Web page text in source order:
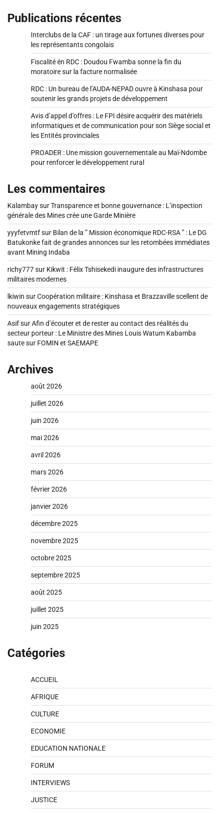
Publications récentes
Interclubs de la CAF : un tirage aux fortunes diverses pour
les représentants congolais
Fiscalité én RDC : Doudou Fwamba sonne la fin du
moratoire sur la facture normalisée
RDC : Un bureau de l’AUDA-NEPAD ouvre à Kinshasa pour
soutenir les grands projets de développement
Avis d’appel d’offres : Le FPI désire acquérir des matériels
informatiques et de communication pour son Siège social et
les Entités provinciales
PROADER : Une mission gouvernementale au Maï-Ndombe
pour renforcer le développement rural
Les commentaires
KalambaysurTransparence et bonne gouvernance : L’inspection
générale des Mines crée une Garde Minière
yyyfetvmtfsur Bilan de la ” Mission économique RDC-RSA ” : Le DG
Batukonke fait de grandes annonces sur les retombées immédiates
avant Mining Indaba
richy777sur Kikwit : Félix Tshisekedi inaugure des infrastructures
militaires modernes
lkiwin surCoopération militaire : Kinshasa et Brazzaville scellent de
nouveaux engagements stratégiques
AsifsurAfin d’écouter et de rester au contact des réalités du
secteur porteur : Le Ministre des Mines Louis Watum Kabamba
saute sur FOMIN et SAEMAPE
Archives
août 2026
juillet 2026
juin 2026
mai 2026
avril 2026
mars 2026
février 2026
janvier 2026
décembre 2025
novembre 2025
octobre 2025
septembre 2025
août 2025
juillet 2025
juin 2025
Catégories
ACCUEIL
AFRIQUE
CULTURE
ECONOMIE
EDUCATION NATIONALE
FORUM
INTERVIEWS
JUSTICE